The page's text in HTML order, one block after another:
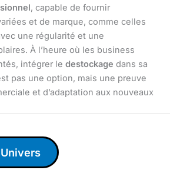
, capable de fournir
et de marque, comme celles
une régularité et une
À l’heure où les business
intégrer le destockage dans sa
pas une option, mais une preuve
et d’adaptation aux nouveaux